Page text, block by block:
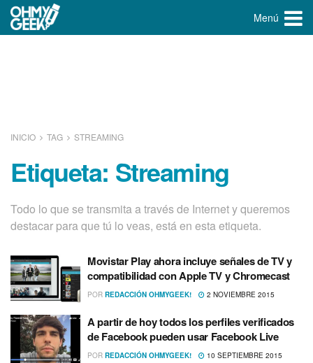
Menú
INICIO TAG STREAMING
Etiqueta: Streaming
Todo lo que se transmita a través de Internet y queremos
destacar para que tú lo veas, está en esta etiqueta.
Movistar Play ahora incluye señales de TV y
compatibilidad con Apple TV y Chromecast
POR REDACCIÓN OHMYGEEK! 2 NOVIEMBRE 2015
A partir de hoy todos los perfiles verificados
de Facebook pueden usar Facebook Live
POR REDACCIÓN OHMYGEEK! 10 SEPTIEMBRE 2015